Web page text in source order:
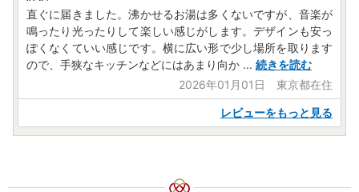
直ぐに届きました。沸かせるお湯は多くないですが、音楽が
鳴ったり光ったりして楽しい感じがします。デザインも安っ
ぽくなくていい感じです。横に広い形で少し場所を取ります
ので、手狭なキッチンなどにはあまり向か ... 続きを読む
2026年01月01日 東京都在住
レビューをもっと見る